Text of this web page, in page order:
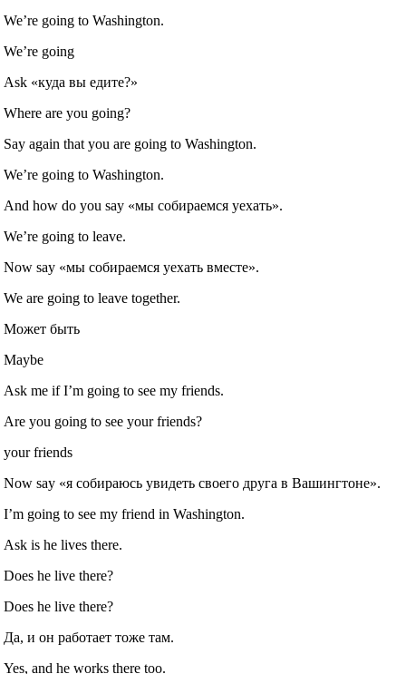
We’re going to Washington.
We’re going
Ask «куда вы едите?»
Where are you going?
Say again that you are going to Washington.
We’re going to Washington.
And how do you say «мы собираемся уехать».
We’re going to leave.
Now say «мы собираемся уехать вместе».
We are going to leave together.
Может быть
Maybe
Ask me if I’m going to see my friends.
Are you going to see your friends?
your friends
Now say «я собираюсь увидеть своего друга в Вашингтоне».
I’m going to see my friend in Washington.
Ask is he lives there.
Does he live there?
Does he live there?
Да, и он работает тоже там.
Yes, and he works there too.